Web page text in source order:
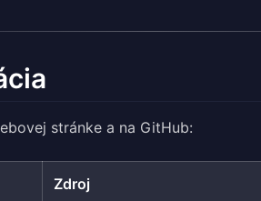
stránke a na GitHub:
Zdroj